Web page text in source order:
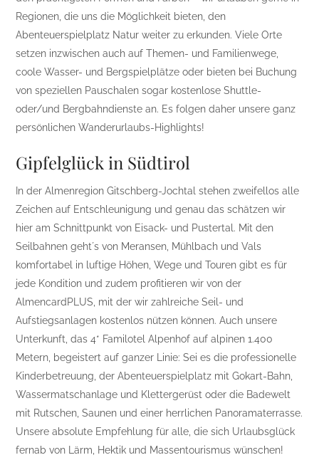
Regionen, die uns die Möglichkeit bieten, den
Abenteuerspielplatz Natur weiter zu erkunden. Viele Orte
setzen inzwischen auch auf Themen- und Familienwege,
coole Wasser- und Bergspielplätze oder bieten bei Buchung
von speziellen Pauschalen sogar kostenlose Shuttle-
oder/und Bergbahndienste an. Es folgen daher unsere ganz
persönlichen Wanderurlaubs-Highlights!
Gipfelglück in Südtirol
In der Almenregion Gitschberg-Jochtal stehen zweifellos alle
Zeichen auf Entschleunigung und genau das schätzen wir
hier am Schnittpunkt von Eisack- und Pustertal. Mit den
Seilbahnen geht´s von Meransen, Mühlbach und Vals
komfortabel in luftige Höhen, Wege und Touren gibt es für
jede Kondition und zudem profitieren wir von der
AlmencardPLUS, mit der wir zahlreiche Seil- und
Aufstiegsanlagen kostenlos nützen können. Auch unsere
Unterkunft, das 4* Familotel Alpenhof auf alpinen 1.400
Metern, begeistert auf ganzer Linie: Sei es die professionelle
Kinderbetreuung, der Abenteuerspielplatz mit Gokart-Bahn,
Wassermatschanlage und Klettergerüst oder die Badewelt
mit Rutschen, Saunen und einer herrlichen Panoramaterrasse.
Unsere absolute Empfehlung für alle, die sich Urlaubsglück
fernab von Lärm, Hektik und Massentourismus wünschen!